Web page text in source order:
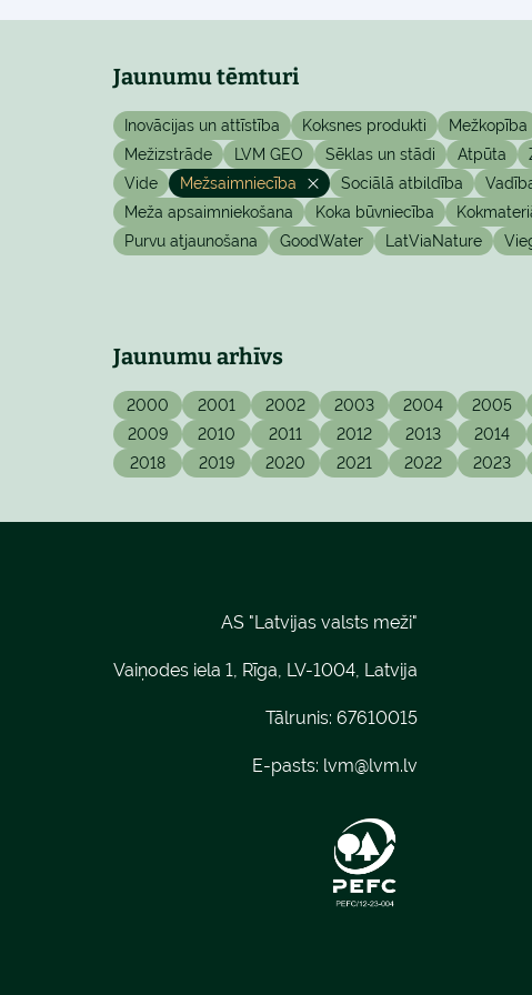
Jaunumu tēmturi
Inovācijas un attīstība Koksnes produkti Mežkopība
Mežizstrāde
LVM GEO Sēklas un stādi Atpūta
Vide
Mežsaimniecība Sociālā atbildība
Meža apsaimniekošana
Koka būvniecība
Purvu atjaunošana
GoodWater LatViaNature
Jaunumu arhīvs
2000 2001 2002 2003 2004 2005
2009
2010 2011 2012 2013 2014
2018
2019 2020 2021 2022 2023
AS "Latvijas valsts meži"
Vaiņodes iela 1, Rīga, LV-1004, Latvija
Tālrunis: 67610015
E-pasts: lvm@lvm.lv